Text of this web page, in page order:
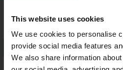
This website uses cookies
We use cookies to personalise
provide social media features
We also share information